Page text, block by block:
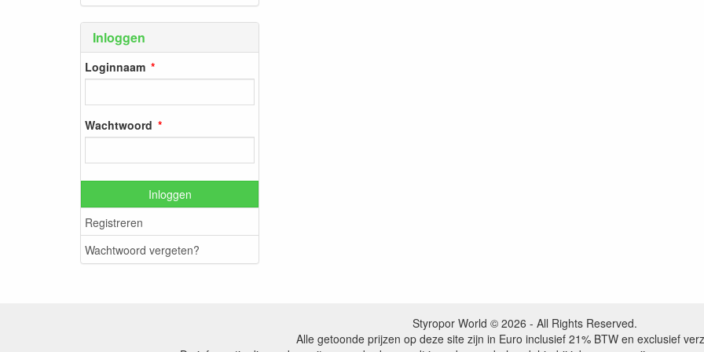
Inloggen
Loginnaam
Wachtwoord
Inloggen
Registreren
Wachtwoord vergeten?
Styropor World © 2026 - All Rights Reserved.
Alle getoonde prijzen op deze site zijn in Euro inclusief 21% BTW en exclusief